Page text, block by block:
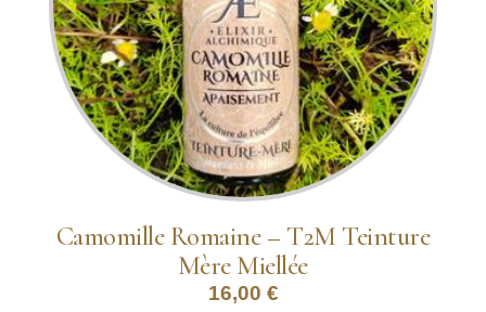
Camomille Romaine – T2M Teinture
Mère Miellée
16,00 €